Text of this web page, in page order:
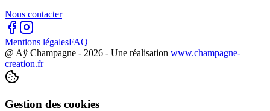
Nous contacter
Mentions légalesFAQ
@ Aÿ Champagne - 2026 - Une réalisation www.champagne-
creation.fr
Gestion des cookies